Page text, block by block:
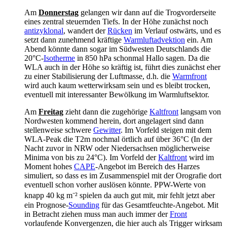
Am Donnerstag gelangen wir dann auf die Trogvorderseite
eines zentral steuernden Tiefs. In der Höhe zunächst noch
antizyklonal, wandert derRücken im Verlauf ostwärts, und es
setzt dann zunehmend kräftige Warmluftadvektion ein. Am
Abend könnte dann sogar im Südwesten Deutschlands die
20°C-Isotherme in 850 hPa schonmal Hallo sagen. Da die
WLA auch in der Höhe so kräftig ist, führt dies zunächst eher
zu einer Stabilisierung der Luftmasse, d.h. die Warmfront
wird auch kaum wetterwirksam sein und es bleibt trocken,
eventuell mit interessanter Bewölkung im Warmluftsektor.
Am Freitag zieht dann die zugehörige Kaltfront langsam von
Nordwesten kommend herein, dort angelagert sind dann
stellenweise schwere Gewitter. Im Vorfeld steigen mit dem
WLA-Peak die T2m nochmal örtlich auf über 36°C (In der
Nacht zuvor in NRW oder Niedersachsen möglicherweise
Minima von bis zu 24°C). Im Vorfeld derKaltfront wird im
Moment hohes CAPE-Angebot im Bereich des Harzes
simuliert, so dass es im Zusammenspiel mit der Orografie dort
eventuell schon vorher auslösen könnte. PPW-Werte von
knapp 40 kg m⁻² spielen da auch gut mit, mir fehlt jetzt aber
ein Prognose-Sounding für das Gesamtfeuchte-Angebot. Mit
in Betracht ziehen muss man auch immer derFront
vorlaufende Konvergenzen, die hier auch als Trigger wirksam